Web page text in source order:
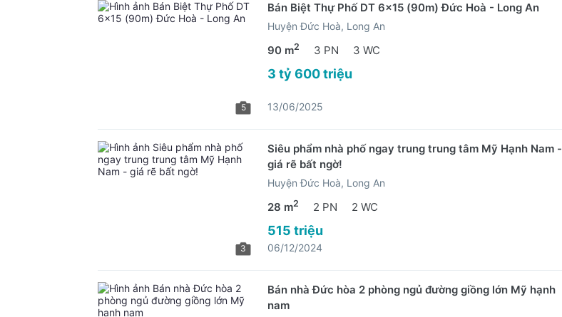
5
Bán Biệt Thự Phố DT 6x15 (90m) Đức Hoà - Long An
Huyện Đức Hoà, Long An
90 m2 3 PN 3 WC
3 tỷ 600 triệu
13/06/2025
3
Siêu phẩm nhà phố ngay trung trung tâm Mỹ Hạnh Nam -
giá rẽ bất ngờ!
Huyện Đức Hoà, Long An
28 m2 2 PN 2 WC
515 triệu
06/12/2024
Bán nhà Đức hòa 2 phòng ngủ đường giồng lớn Mỹ hạnh
nam